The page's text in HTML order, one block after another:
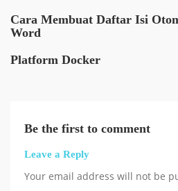
Cara Membuat Daftar Isi
Word
Platform Docker
Be the first to comment
Leave a Reply
Your email address will not be